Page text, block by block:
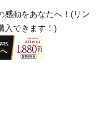
感動をあなたへ！(リン
入できます！)